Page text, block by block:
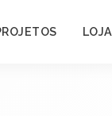
LOJA